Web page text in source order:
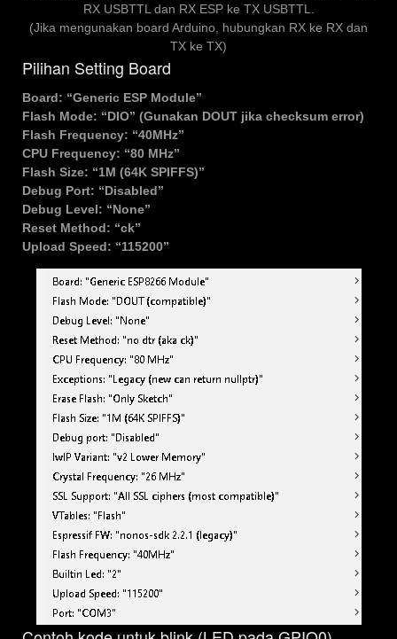
RX USBTTL dan RX ESP ke TX USBTTL.
(Jika mengunakan board Arduino, hubungkan RX ke RX dan
TX ke TX)
Pilihan Setting Board
Board: “Generic ESP Module”
Flash Mode: “DIO” (Gunakan DOUT jika checksum error)
Flash Frequency: “40MHz”
CPU Frequency: “80 MHz”
Flash Size: “1M (64K SPIFFS)”
Debug Port: “Disabled”
Debug Level: “None”
Reset Method: “ck”
Upload Speed: “115200”